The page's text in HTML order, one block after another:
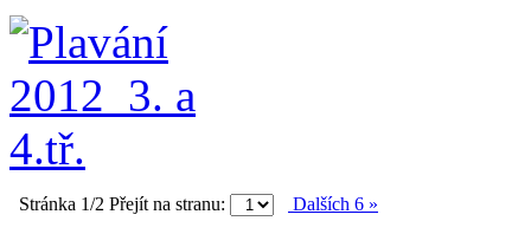
Stránka 1/2 Přejít na stranu: Dalších 6 »